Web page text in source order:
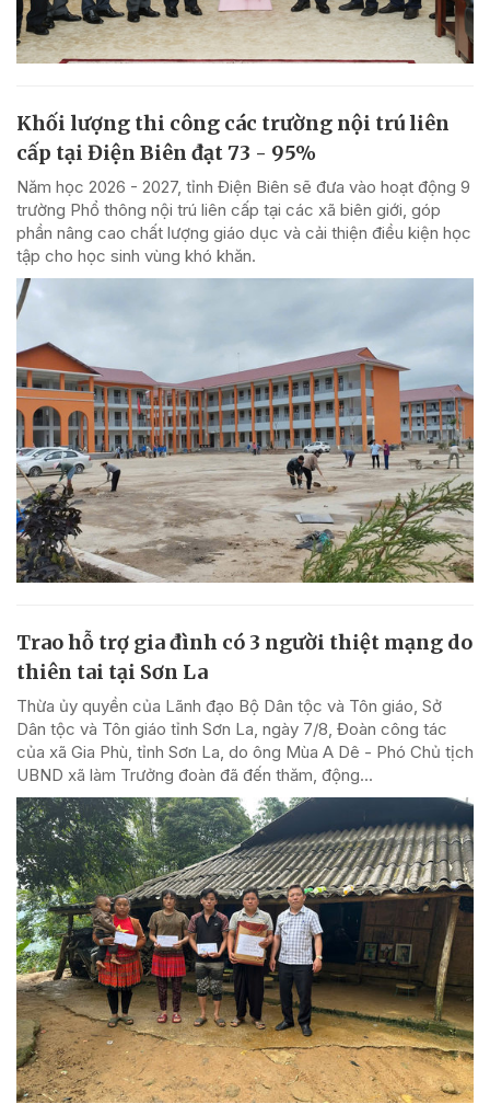
Khối lượng thi công các trường nội trú liên
cấp tại Điện Biên đạt 73 - 95%
Năm học 2026 - 2027, tỉnh Điện Biên sẽ đưa vào hoạt động 9
trường Phổ thông nội trú liên cấp tại các xã biên giới, góp
phần nâng cao chất lượng giáo dục và cải thiện điều kiện học
tập cho học sinh vùng khó khăn.
Trao hỗ trợ gia đình có 3 người thiệt mạng do
thiên tai tại Sơn La
Thừa ủy quyền của Lãnh đạo Bộ Dân tộc và Tôn giáo, Sở
Dân tộc và Tôn giáo tỉnh Sơn La, ngày 7/8, Đoàn công tác
của xã Gia Phù, tỉnh Sơn La, do ông Mùa A Dê - Phó Chủ tịch
UBND xã làm Trưởng đoàn đã đến thăm, động...